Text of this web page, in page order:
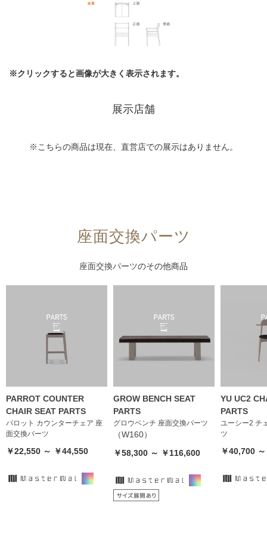
※クリックすると画像が大きく表示されます。
展示店舗
※こちらの商品は現在、直営店での展示はありません。
座面交換パーツ
座面交換パーツのその他商品
PARROT COUNTER
CHAIR SEAT PARTS
パロット カウンターチェア 座
面交換パーツ
￥22,550 ～ ￥44,550
GROW BENCH SEAT
PARTS
グロウベンチ 座面交換パーツ
（W160）
￥58,300 ～ ￥116,600
YU UC2
PARTS
ユーシー2 チ
ツ
￥40,700